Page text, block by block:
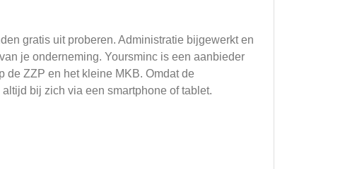
gratis uit proberen. Administratie bijgewerkt en
je onderneming. Yoursminc is een aanbieder
de ZZP en het kleine MKB. Omdat de
bij zich via een smartphone of tablet.